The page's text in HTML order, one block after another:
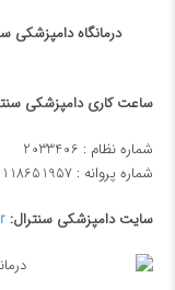
درمانگاه دامپزشکی
ساعت کاری دامپزشکی
شماره نظام : 2033406
شماره پروانه : 0106118651957
سایت دامپزشکی سنترال: